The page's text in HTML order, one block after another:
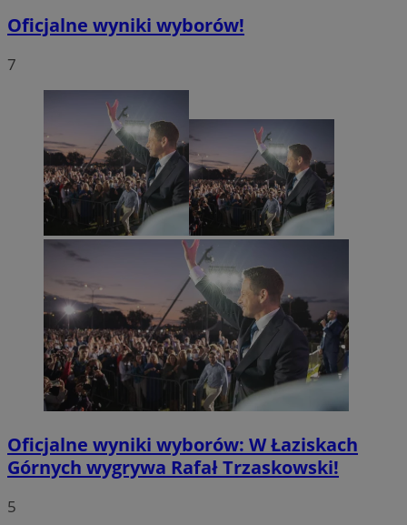
Oficjalne wyniki wyborów!
7
Oficjalne wyniki wyborów: W Łaziskach
Górnych wygrywa Rafał Trzaskowski!
5